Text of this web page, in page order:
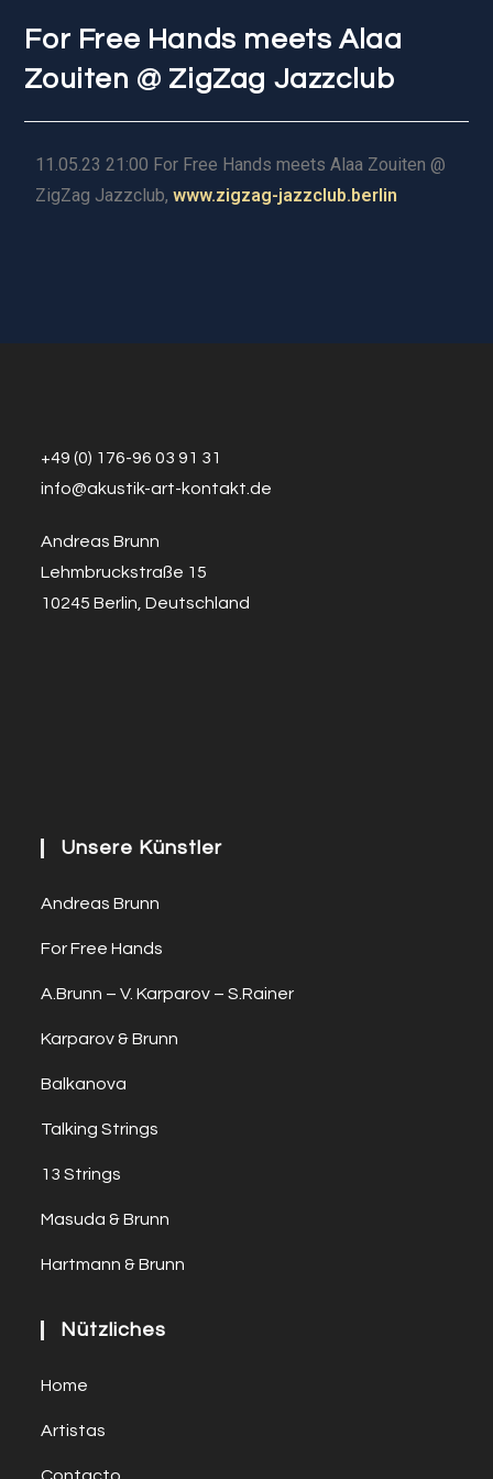
For Free Hands meets Alaa
Zouiten @ ZigZag Jazzclub
11.05.23 21:00 For Free Hands meets Alaa Zouiten @
ZigZag Jazzclub,www.zigzag-jazzclub.berlin
+49 (0) 176-96 03 91 31
info@akustik-art-kontakt.de
Andreas Brunn
Lehmbruckstraße 15
10245 Berlin, Deutschland
Unsere Künstler
Andreas Brunn
For Free Hands
A.Brunn – V. Karparov – S.Rainer
Karparov & Brunn
Balkanova
Talking Strings
13 Strings
Masuda & Brunn
Hartmann & Brunn
Nützliches
Home
Artistas